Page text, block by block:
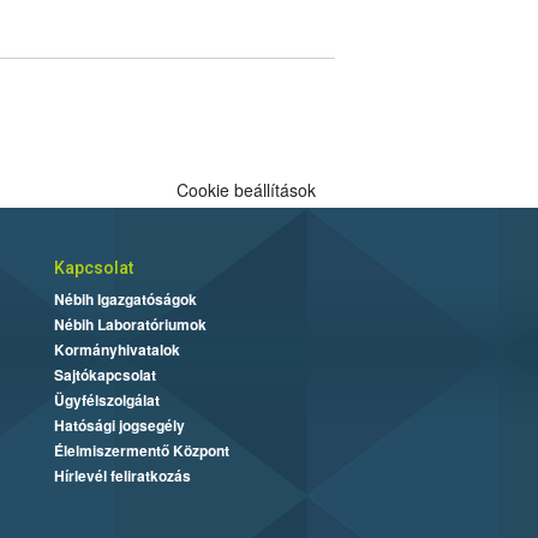
Cookie beállítások
Kapcsolat
Nébih Igazgatóságok
Nébih Laboratóriumok
Kormányhivatalok
Sajtókapcsolat
Ügyfélszolgálat
Hatósági jogsegély
Élelmiszermentő Központ
Hírlevél feliratkozás